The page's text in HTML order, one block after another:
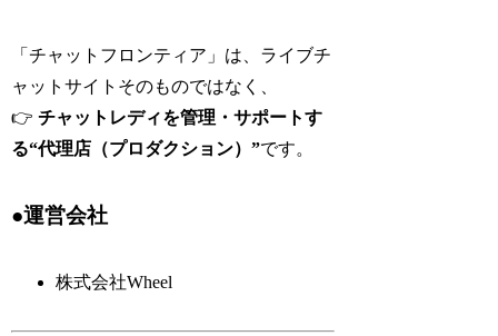
「チャットフロンティア」は、ライブチ
ャットサイトそのものではなく、
👉チャットレディを管理・サポートす
る“代理店（プロダクション）”です。
●運営会社
株式会社Wheel